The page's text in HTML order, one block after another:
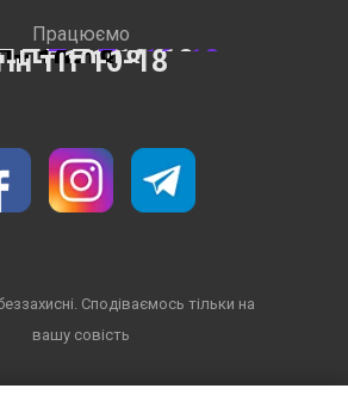
Сподіваємось тільки на
вашу совість
Пт 10-18
Працюємо